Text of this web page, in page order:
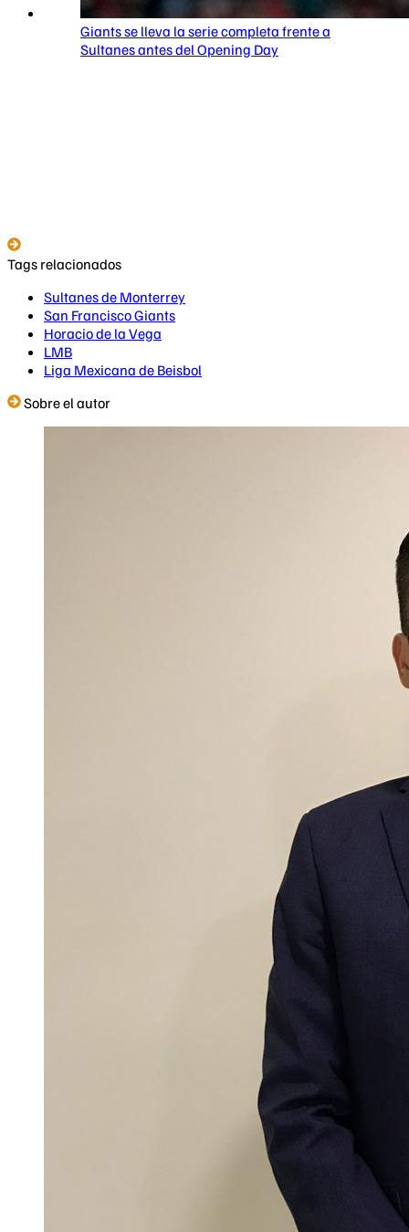
Giants se lleva la serie completa frente a
Sultanes antes del Opening Day
Tags relacionados
Sultanes de Monterrey
San Francisco Giants
Horacio de la Vega
LMB
Liga Mexicana de Beisbol
Sobre el autor